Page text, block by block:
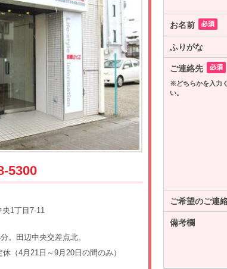
5300
1丁目7-11
。田辺中央交差点北。
（4月21日～9月20日の間のみ）